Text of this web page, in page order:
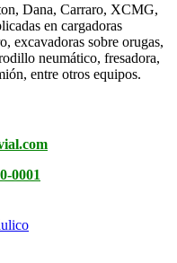
Dana, Carraro, XCMG,
en cargadoras
excavadoras sobre orugas,
neumático, fresadora,
entre otros equipos.
0001